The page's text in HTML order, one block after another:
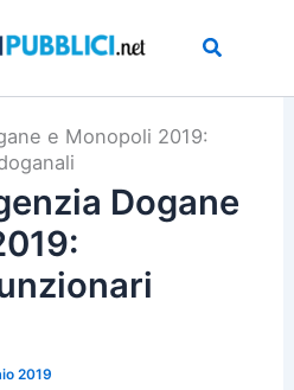
e Monopoli 2019:
Dogane
2019